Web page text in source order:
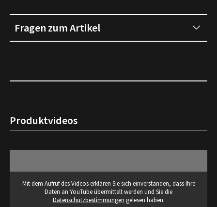
Fragen zum Artikel
Produktvideos
Mit dem Aufruf des Videos erklären Sie sich einverstanden, dass Ihre
Daten an YouTube übermittelt werden und Sie die
Datenschutzbestimmungen gelesen haben.